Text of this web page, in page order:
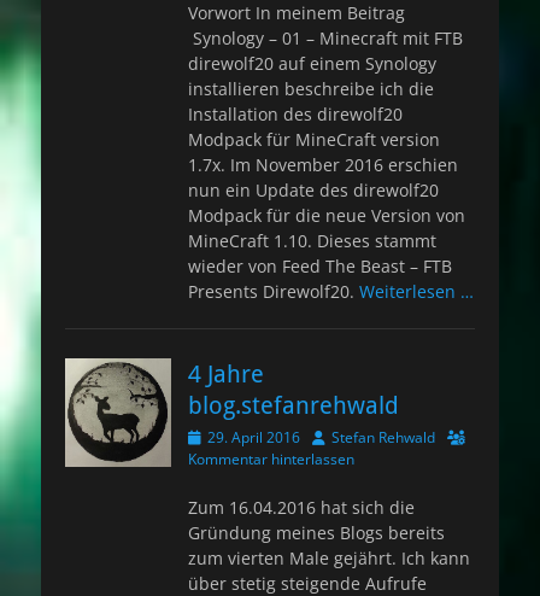
Vorwort In meinem Beitrag
Synology – 01 – Minecraft mit FTB
direwolf20 auf einem Synology
installieren beschreibe ich die
Installation des direwolf20
Modpack für MineCraft version
1.7x. Im November 2016 erschien
nun ein Update des direwolf20
Modpack für die neue Version von
MineCraft 1.10. Dieses stammt
wieder von Feed The Beast – FTB
Presents Direwolf20. Weiterlesen …
4 Jahre
blog.stefanrehwald
Veröffentlicht
am
29. April 2016 AutorStefan Rehwald
Kommentar hinterlassen
Zum 16.04.2016 hat sich die
Gründung meines Blogs bereits
zum vierten Male gejährt. Ich kann
über stetig steigende Aufrufe